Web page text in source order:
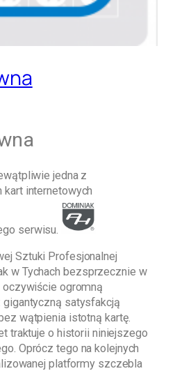
jedna z
internetowych
serwisu.
Sztuki Profesjonalnej
w Tychach bezsprzecznie w
ogromną
satysfakcją
wątpienia istotną kartę.
traktuje o historii niniejszego
Oprócz tego na kolejnych
platformy szczebla